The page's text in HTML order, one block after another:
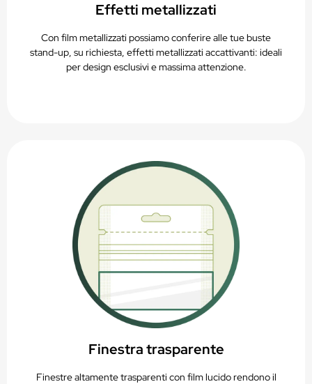
Effetti metallizzati
Con film metallizzati possiamo conferire alle tue buste
stand-up, su richiesta, effetti metallizzati accattivanti: ideali
per design esclusivi e massima attenzione.
Finestra trasparente
Finestre altamente trasparenti con film lucido rendono il